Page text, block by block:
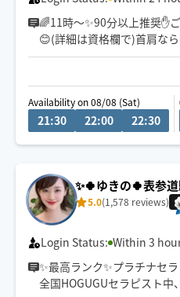
🌈11時～✨90分以上推奨✋
😊(詳細は資格欄で)首肩な
持ちで、整骨院、ホテルで
Availability on 08/08 (Sat)
21:30 22:00 22:30
✨🍀ゆきの🍀表参
5.0(1,578 reviews)
Login Status: Within 3
✨最高ランク✨プラチナセ
全国HOGUGUセラピスト